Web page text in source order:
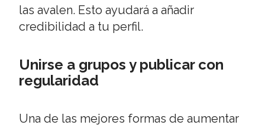
las avalen. Esto ayudará a añadir
credibilidad a tu perfil.
Unirse a grupos y publicar con
regularidad
Una de las mejores formas de aumentar